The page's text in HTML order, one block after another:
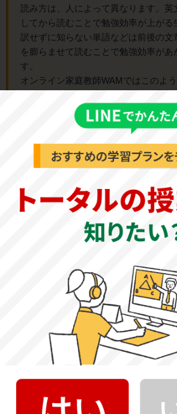
読み方は、人によって異なります。英
してから読むことで勉強効率が上がる
訳せずに知らない単語などは前後の文
を膨らませて読むことで勉強効率があ
す。
オンライン家庭教師WAMではこのよ
英語テスト対策ならオンライン家
オンライン家庭教師の英語テスト対策は
ことが大きなメリットといえます。
塾までの送り迎えや教師を受け入れる準